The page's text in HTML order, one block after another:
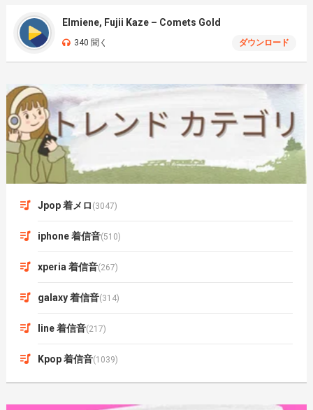
Elmiene, Fujii Kaze – Comets Gold
340 聞く ダウンロード
Jpop 着メロ (3047)
iphone 着信音(510)
xperia 着信音(267)
galaxy 着信音(314)
line 着信音(217)
Kpop 着信音(1039)